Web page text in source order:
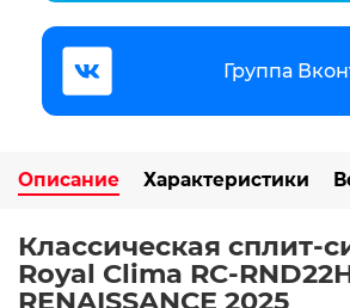
Группа
Описание Характеристики
Классическая сплит-
Royal Clima RC-
RENAISSANCE 2025